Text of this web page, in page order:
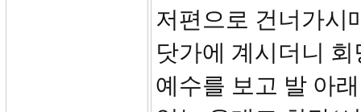
저편으로 건너가시
닷가에 계시더니
예수를 보고 발 아